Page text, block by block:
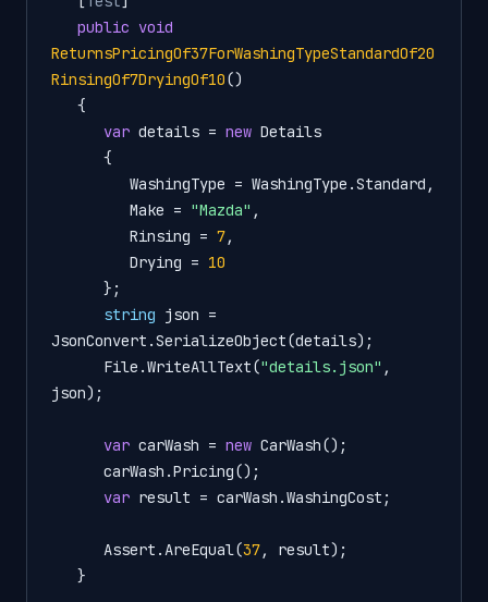
public void
ReturnsPricingOf37ForWashingTypeStandardOf20
RinsingOf7DryingOf10()
var details = new Details
         Make =
"Mazda" ,
         Rinsing =
7,
         Drying =
10
string json =
JsonConvert.SerializeObject(details);
      File.WriteAllText(
"details.json" ,
json);
var carWash = new CarWash();
var result = carWash.WashingCost;
      Assert.AreEqual(
37, result);